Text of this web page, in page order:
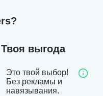
Твоя выгода
Это твой выбор!
Без рекламы и
навязывания.